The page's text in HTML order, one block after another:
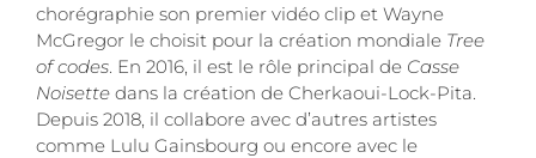
chorégraphie son premier vidéo clip et Wayne
McGregor le choisit pour la création mondiale Tree
of codes . En 2016, il est le rôle principal de Casse
Noisette dans la création de Cherkaoui-Lock-Pita.
Depuis 2018, il collabore avec d’autres artistes
comme Lulu Gainsbourg ou encore avec le